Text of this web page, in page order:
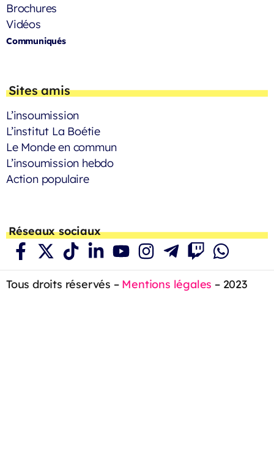
Brochures
Vidéos
Communiqués
Sites amis
L’insoumission
L’institut La Boétie
Le Monde en commun
L’insoumission hebdo
Action populaire
Réseaux sociaux
Tous droits réservés – Mentions légales – 2023